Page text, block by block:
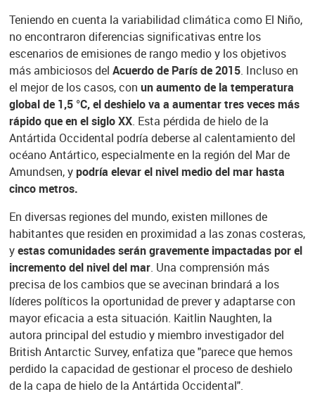
Teniendo en cuenta la variabilidad climática como El Niño,
no encontraron diferencias significativas entre los
escenarios de emisiones de rango medio y los objetivos
más ambiciosos del Acuerdo de París de 2015. Incluso en
el mejor de los casos, con un aumento de la temperatura
global de 1,5 °C, el deshielo va a aumentar tres veces más
rápido que en el siglo XX. Esta pérdida de hielo de la
Antártida Occidental podría deberse al calentamiento del
océano Antártico, especialmente en la región del Mar de
Amundsen, ypodría elevar el nivel medio del mar hasta
cinco metros.
En diversas regiones del mundo, existen millones de
habitantes que residen en proximidad a las zonas costeras,
yestas comunidades serán gravemente impactadas por el
incremento del nivel del mar. Una comprensión más
precisa de los cambios que se avecinan brindará a los
líderes políticos la oportunidad de prever y adaptarse con
mayor eficacia a esta situación. Kaitlin Naughten, la
autora principal del estudio y miembro investigador del
British Antarctic Survey, enfatiza que "parece que hemos
perdido la capacidad de gestionar el proceso de deshielo
de la capa de hielo de la Antártida Occidental".